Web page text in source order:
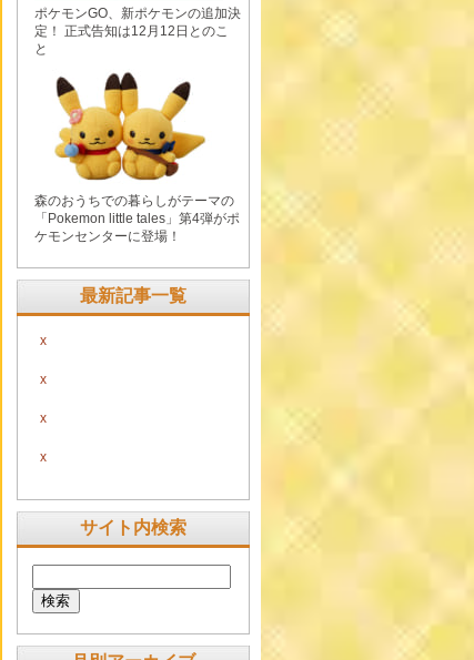
ポケモンGO、新ポケモンの追加決
定！ 正式告知は12月12日とのこ
と
森のおうちでの暮らしがテーマの
「Pokemon little tales」第4弾がポ
ケモンセンターに登場！
最新記事一覧
x
x
x
x
サイト内検索